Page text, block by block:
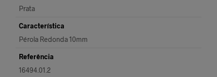
Prata
Característica
Pérola Redonda 10mm
Referência
16494.01.2